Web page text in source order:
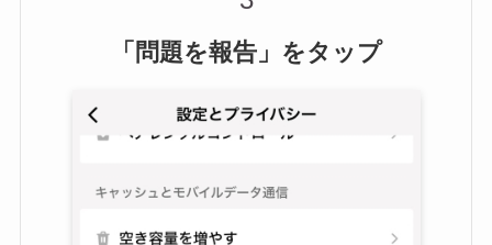
「問題を報告」をタップ